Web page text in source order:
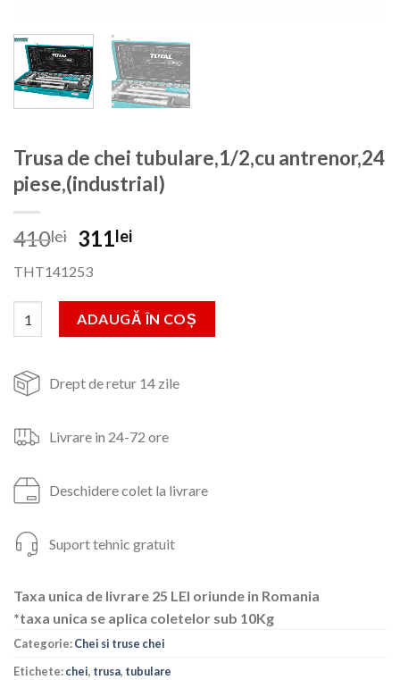
Trusa de chei tubulare,1/2,cu antrenor,24
piese,(industrial)
410lei Prețul
a
fost:
410lei.
311leiPrețul
311lei.
THT141253
Cantitate Trusa de chei tubulare,1/2,cu antrenor,24
ADAUGĂ ÎN COȘ
Drept de retur 14 zile
Livrare in 24-72 ore
Deschidere colet la livrare
Suport tehnic gratuit
Taxa unica de livrare 25 LEI oriunde in Romania
*taxa unica se aplica coletelor sub 10Kg
Categorie:Chei si truse chei
Etichete:chei, trusa, tubulare